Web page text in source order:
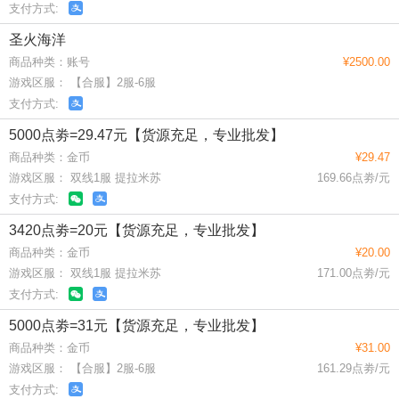
支付方式:
圣火海洋
商品种类：账号
游戏区服： 【合服】2服-6服
支付方式:
¥2500.00
5000点劵=29.47元【货源充足，专业批发】
商品种类：金币
游戏区服： 双线1服 提拉米苏
支付方式:
¥29.47
169.66点劵/元
3420点劵=20元【货源充足，专业批发】
商品种类：金币
游戏区服： 双线1服 提拉米苏
支付方式:
¥20.00
171.00点劵/元
5000点劵=31元【货源充足，专业批发】
商品种类：金币
游戏区服： 【合服】2服-6服
支付方式:
¥31.00
161.29点劵/元